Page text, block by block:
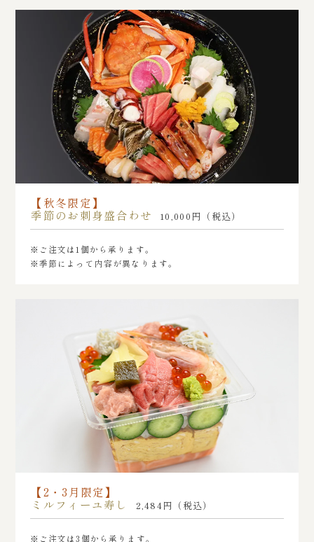
【秋冬限定】
季節のお刺身盛合わせ
10,000円（税込）
※ご注文は1個から承ります。
※季節によって内容が異なります。
【2・3月限定】
ミルフィーユ寿し
2,484円（税込）
※ご注文は3個から承ります。